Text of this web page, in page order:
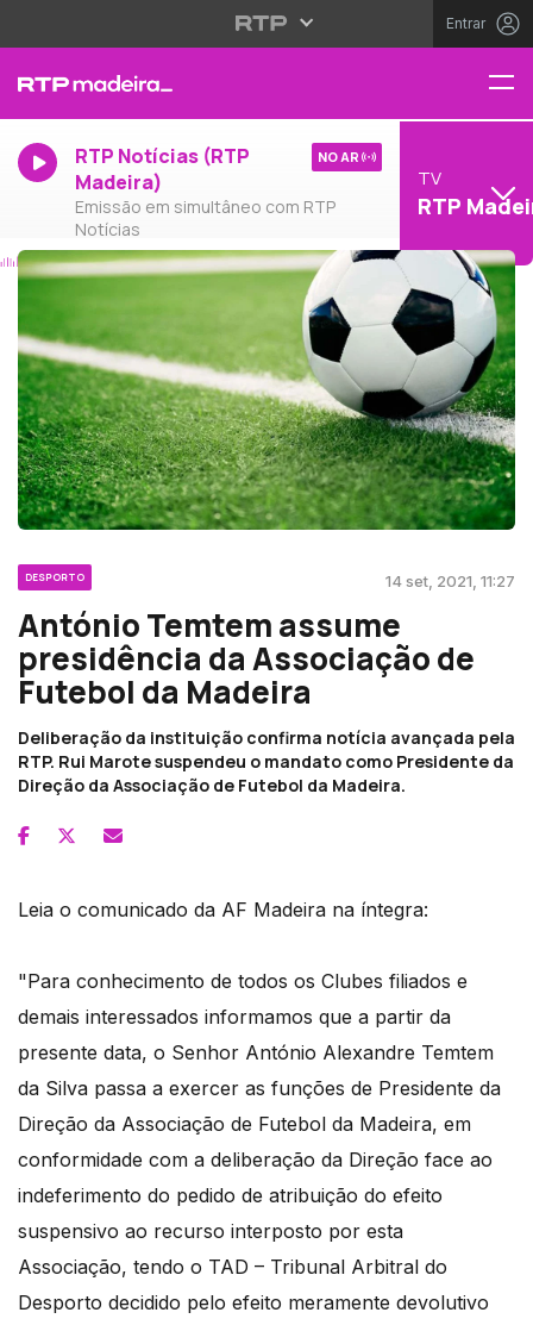
Entrar
RTP Notícias (RTP
Madeira)
Emissão em simultâneo com RTP
Notícias
NO AR
TV
RTP
DESPORTO 14 set, 2021, 11:27
António Temtem assume
presidência da Associação de
Futebol da Madeira
Deliberação da instituição confirma notícia avançada pela
RTP. Rui Marote suspendeu o mandato como Presidente da
Direção da Associação de Futebol da Madeira.
Leia o comunicado da AF Madeira na íntegra:
"Para conhecimento de todos os Clubes filiados e
demais interessados informamos que a partir da
presente data, o Senhor António Alexandre Temtem
da Silva passa a exercer as funções de Presidente da
Direção da Associação de Futebol da Madeira, em
conformidade com a deliberação da Direção face ao
indeferimento do pedido de atribuição do efeito
suspensivo ao recurso interposto por esta
Associação, tendo o TAD – Tribunal Arbitral do
Desporto decidido pelo efeito meramente devolutivo